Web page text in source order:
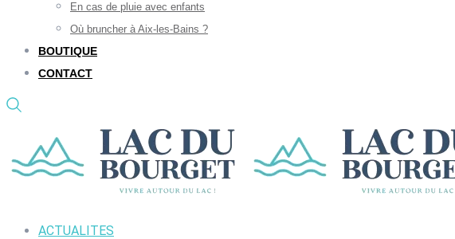
En cas de pluie avec enfants
Où bruncher à Aix-les-Bains ?
BOUTIQUE
CONTACT
ACTUALITES